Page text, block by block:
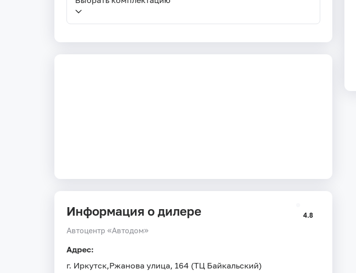
Информация о дилере
Автоцентр «Автодом»
4.8
Адрес:
г. Иркутск,Ржанова улица, 164 (ТЦ Байкальский)